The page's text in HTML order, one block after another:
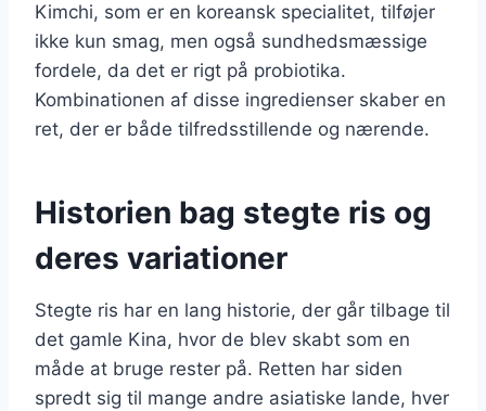
Kimchi, som er en koreansk specialitet, tilføjer
ikke kun smag, men også sundhedsmæssige
fordele, da det er rigt på probiotika.
Kombinationen af disse ingredienser skaber en
ret, der er både tilfredsstillende og nærende.
Historien bag stegte ris og
deres variationer
Stegte ris har en lang historie, der går tilbage til
det gamle Kina, hvor de blev skabt som en
måde at bruge rester på. Retten har siden
spredt sig til mange andre asiatiske lande, hver